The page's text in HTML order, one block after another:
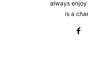
always
is a